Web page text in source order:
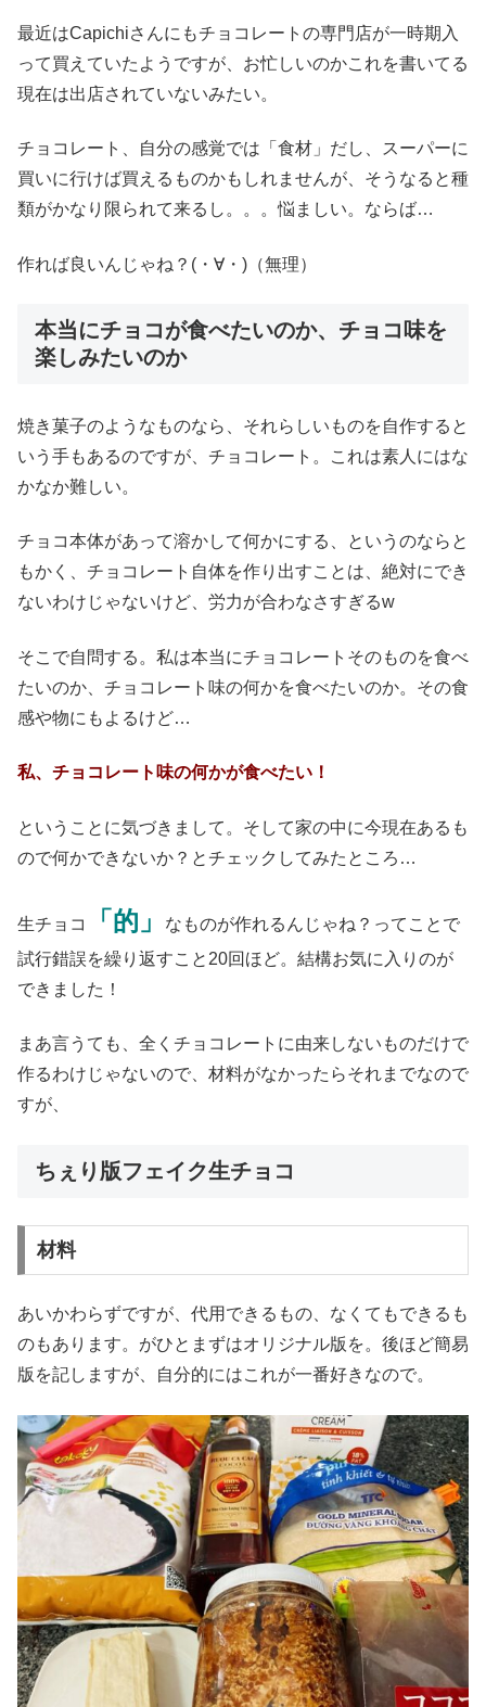
最近はCapichiさんにもチョコレートの専門店が一時期入
って買えていたようですが、お忙しいのかこれを書いてる
現在は出店されていないみたい。
チョコレート、自分の感覚では「食材」だし、スーパーに
買いに行けば買えるものかもしれませんが、そうなると種
類がかなり限られて来るし。。。悩ましい。ならば…
作れば良いんじゃね？(・∀・)（無理）
本当にチョコが食べたいのか、チョコ味を
楽しみたいのか
焼き菓子のようなものなら、それらしいものを自作すると
いう手もあるのですが、チョコレート。これは素人にはな
かなか難しい。
チョコ本体があって溶かして何かにする、というのならと
もかく、チョコレート自体を作り出すことは、絶対にでき
ないわけじゃないけど、労力が合わなさすぎるw
そこで自問する。私は本当にチョコレートそのものを食べ
たいのか、チョコレート味の何かを食べたいのか。その食
感や物にもよるけど…
私、チョコレート味の何かが食べたい！
ということに気づきまして。そして家の中に今現在あるも
ので何かできないか？とチェックしてみたところ…
生チョコ 「的」
なものが作れるんじゃね？ってことで
試行錯誤を繰り返すこと20回ほど。結構お気に入りのが
できました！
まあ言うても、全くチョコレートに由来しないものだけで
作るわけじゃないので、材料がなかったらそれまでなので
すが、
ちぇり版フェイク生チョコ
材料
あいかわらずですが、代用できるもの、なくてもできるも
のもあります。がひとまずはオリジナル版を。後ほど簡易
版を記しますが、自分的にはこれが一番好きなので。